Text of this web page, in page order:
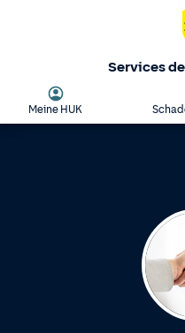
Services
Meine HUK